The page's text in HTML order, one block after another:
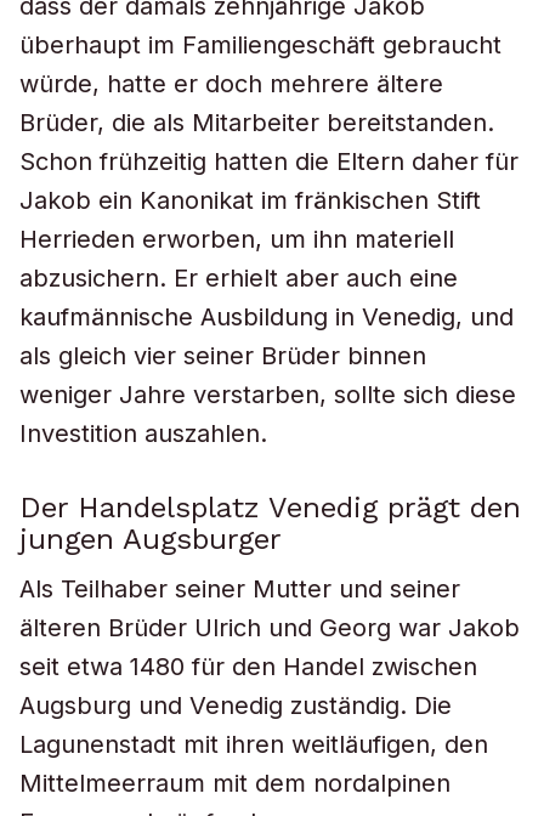
dass der damals zehnjährige Jakob
überhaupt im Familiengeschäft gebraucht
würde, hatte er doch mehrere ältere
Brüder, die als Mitarbeiter bereitstanden.
Schon frühzeitig hatten die Eltern daher für
Jakob ein Kanonikat im fränkischen Stift
Herrieden erworben, um ihn materiell
abzusichern. Er erhielt aber auch eine
kaufmännische Ausbildung in Venedig, und
als gleich vier seiner Brüder binnen
weniger Jahre verstarben, sollte sich diese
Investition auszahlen.
Der Handelsplatz Venedig prägt den
jungen Augsburger
Als Teilhaber seiner Mutter und seiner
älteren Brüder Ulrich und Georg war Jakob
seit etwa 1480 für den Handel zwischen
Augsburg und Venedig zuständig. Die
Lagunenstadt mit ihren weitläufigen, den
Mittelmeerraum mit dem nordalpinen